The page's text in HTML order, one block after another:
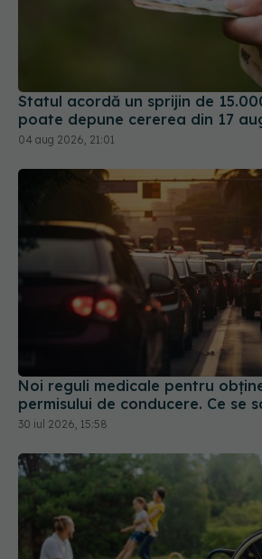
Statul acordă un sprijin de
poate depune cererea din 17
Noi reguli medicale pentru
permisului de conducere. Ce se